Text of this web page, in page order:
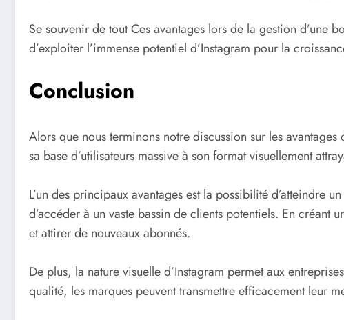
Se souvenir de tout Ces avantages lors de la gestion d’une
d’exploiter l’immense potentiel d’Instagram pour la
Conclusion
Alors que nous terminons notre discussion sur les
sa base d’utilisateurs massive à son format visuellement
L’un des principaux avantages est la possibilité d’atteindre
d’accéder à un vaste bassin de clients potentiels. En créant
et attirer de nouveaux abonnés.
De plus, la nature visuelle d’Instagram permet aux
qualité, les marques peuvent transmettre efficacement leur